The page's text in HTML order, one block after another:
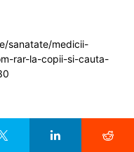
sanatate/medicii-
rar-la-copii-si-cauta-